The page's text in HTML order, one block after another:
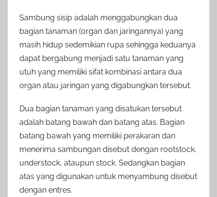
Sambung sisip adalah menggabungkan dua
bagian tanaman (organ dan jaringannya) yang
masih hidup sedemikian rupa sehingga keduanya
dapat bergabung menjadi satu tanaman yang
utuh yang memiliki sifat kombinasi antara dua
organ atau jaringan yang digabungkan tersebut.
Dua bagian tanaman yang disatukan tersebut
adalah batang bawah dan batang atas. Bagian
batang bawah yang memiliki perakaran dan
menerima sambungan disebut dengan rootstock,
understock, ataupun stock. Sedangkan bagian
atas yang digunakan untuk menyambung disebut
dengan entres.